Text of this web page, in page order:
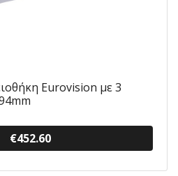
Eurovision με 3
€452.60